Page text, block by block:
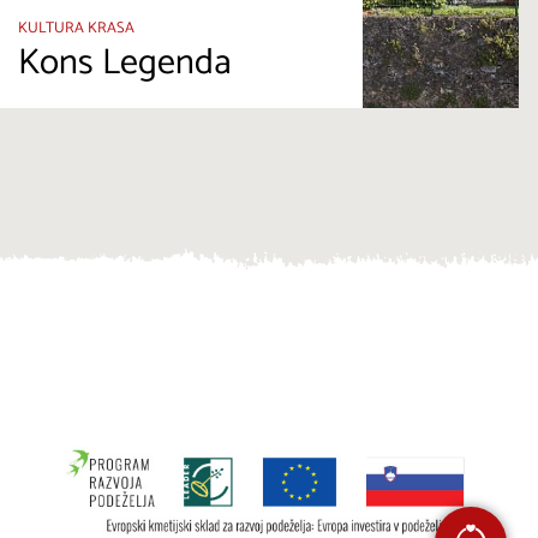
KULTURA KRASA
Kons Legenda